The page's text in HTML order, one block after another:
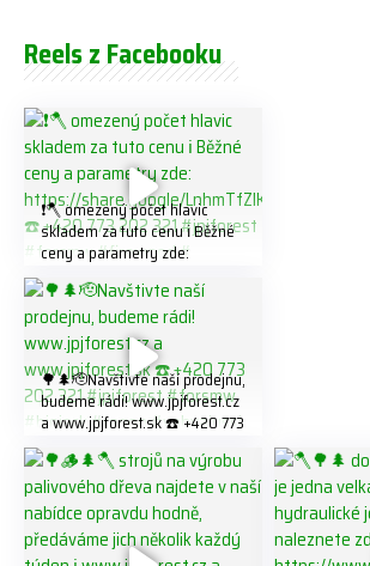
Reels z Facebooku
❗️🪓 omezený počet hlavic
skladem za tuto cenu ℹ️ Běžné
ceny a parametry zde:
K8W5t7i6o ☎️ +420 773 202
321 #jpjforest #forsmw
#firewood #
🌳🌲🫡Navštivte naší prodejnu,
budeme rádi! www.jpjforest.cz
a www.jpjforest.sk ☎️ +420 773
#biojack #regon #vahvajussi